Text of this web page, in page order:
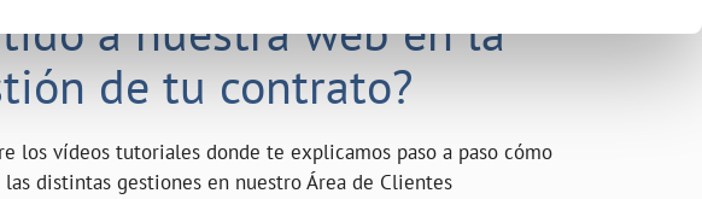
a nuestra web en la
de tu contrato?
los vídeos tutoriales donde te explicamos paso a paso cómo
distintas gestiones en nuestro Área de Clientes